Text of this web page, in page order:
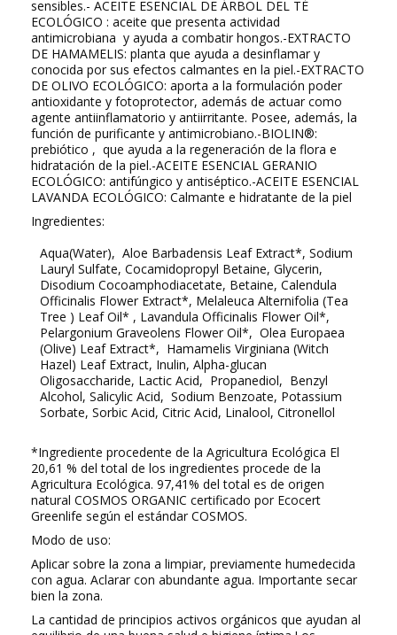
sensibles.- ACEITE ESENCIAL DE ÁRBOL DEL TÉ
ECOLÓGICO : aceite que presenta actividad
antimicrobiana y ayuda a combatir hongos.-EXTRACTO
DE HAMAMELIS: planta que ayuda a desinflamar y
conocida por sus efectos calmantes en la piel.-EXTRACTO
DE OLIVO ECOLÓGICO: aporta a la formulación poder
antioxidante y fotoprotector, además de actuar como
agente antiinflamatorio y antiirritante. Posee, además, la
función de purificante y antimicrobiano.-BIOLIN®:
prebiótico , que ayuda a la regeneración de la flora e
hidratación de la piel.-ACEITE ESENCIAL GERANIO
ECOLÓGICO: antifúngico y antiséptico.-ACEITE ESENCIAL
LAVANDA ECOLÓGICO: Calmante e hidratante de la piel
Ingredientes:
Aqua(Water), Aloe Barbadensis Leaf Extract*, Sodium
Lauryl Sulfate, Cocamidopropyl Betaine, Glycerin,
Disodium Cocoamphodiacetate, Betaine, Calendula
Officinalis Flower Extract*, Melaleuca Alternifolia (Tea
Tree ) Leaf Oil* , Lavandula Officinalis Flower Oil*,
Pelargonium Graveolens Flower Oil*, Olea Europaea
(Olive) Leaf Extract*, Hamamelis Virginiana (Witch
Hazel) Leaf Extract, Inulin, Alpha-glucan
Oligosaccharide, Lactic Acid, Propanediol, Benzyl
Alcohol, Salicylic Acid, Sodium Benzoate, Potassium
Sorbate, Sorbic Acid, Citric Acid, Linalool, Citronellol
*Ingrediente procedente de la Agricultura Ecológica El
20,61 % del total de los ingredientes procede de la
Agricultura Ecológica. 97,41% del total es de origen
natural COSMOS ORGANIC certificado por Ecocert
Greenlife según el estándar COSMOS.
Modo de uso:
Aplicar sobre la zona a limpiar, previamente humedecida
con agua. Aclarar con abundante agua. Importante secar
bien la zona.
La cantidad de principios activos orgánicos que ayudan al